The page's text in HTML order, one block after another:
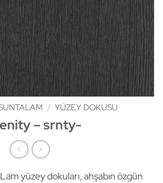
/ YÜZEY DOKUSU
– srnty-
yüzey dokuları, ahşabın özgün